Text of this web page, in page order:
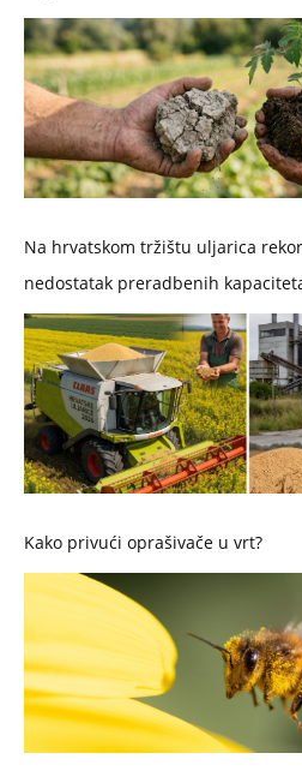
Na hrvatskom tržištu uljarica
nedostatak preradbenih
Kako privući oprašivače u vrt?